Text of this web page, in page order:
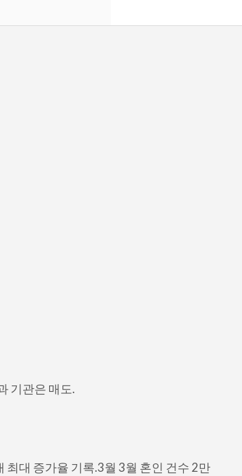
기관은 매도.
대 증가율 기록.3월 3월 혼인 건수 2만